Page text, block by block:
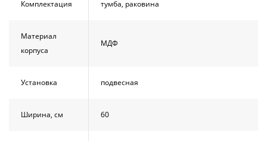
Комплектация тумба, раковина
Материал
корпуса
МДФ
Установка подвесная
Ширина, см 60